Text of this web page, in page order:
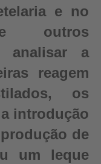
e no
outros
analisar a
reagem
os
introdução
de
um leque